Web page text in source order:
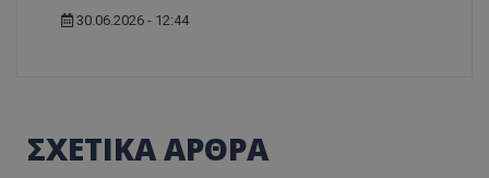
30.06.2026 - 12:44
ΣΧΕΤΙΚΑ ΑΡΘΡΑ